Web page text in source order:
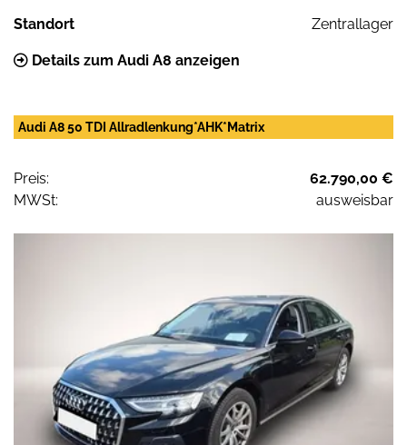
Standort Zentrallager
Details zum Audi A8 anzeigen
Audi A8 50 TDI Allradlenkung*AHK*Matrix
Preis:
62.790,00 €
MWSt:
ausweisbar